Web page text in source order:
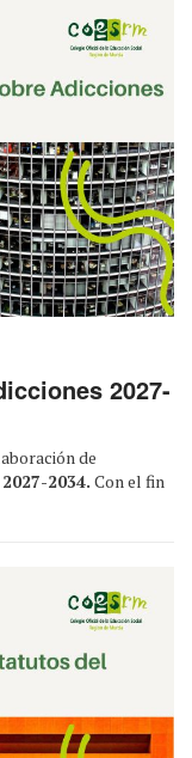
2027-
de
2034. Con el fin